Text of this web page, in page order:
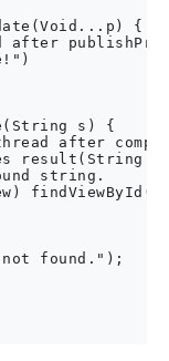
{
after
s) {
after
result(String
string.
found.");